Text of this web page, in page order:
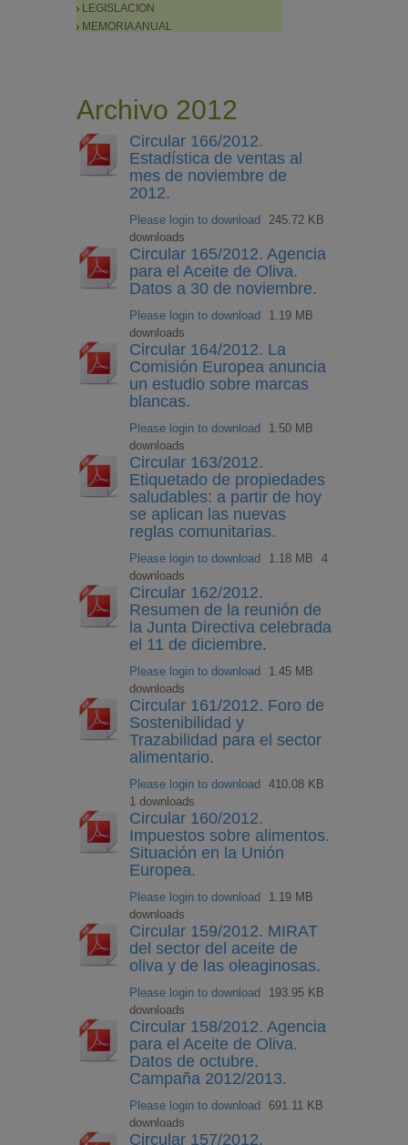
LEGISLACION
MEMORIA ANUAL
Archivo 2012
Circular 166/2012.
Estadística de ventas al
mes de noviembre de
2012.
Please login to download
245.72 KB
downloads
Circular 165/2012. Agencia
para el Aceite de Oliva.
Datos a 30 de noviembre.
Please login to download
1.19 MB
downloads
Circular 164/2012. La
Comisión Europea anuncia
un estudio sobre marcas
blancas.
Please login to download
1.50 MB
downloads
Circular 163/2012.
Etiquetado de propiedades
saludables: a partir de hoy
se aplican las nuevas
reglas comunitarias.
Please login to download 1.18 MB
4
downloads
Circular 162/2012.
Resumen de la reunión de
la Junta Directiva celebrada
el 11 de diciembre.
Please login to download
1.45 MB
downloads
Circular 161/2012. Foro de
Sostenibilidad y
Trazabilidad para el sector
alimentario.
Please login to download
410.08 KB
1 downloads
Circular 160/2012.
Impuestos sobre alimentos.
Situación en la Unión
Europea.
Please login to download
1.19 MB
downloads
Circular 159/2012. MIRAT
del sector del aceite de
oliva y de las oleaginosas.
Please login to download
193.95 KB
downloads
Circular 158/2012. Agencia
para el Aceite de Oliva.
Datos de octubre.
Campaña 2012/2013.
Please login to download
691.11 KB
downloads
Circular 157/2012.